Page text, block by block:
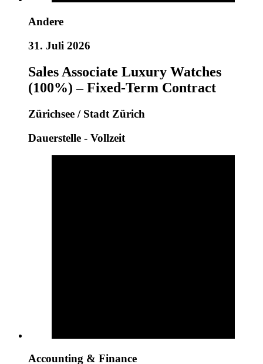
Andere
31. Juli 2026
Sales Associate Luxury Watches
(100%) – Fixed-Term Contract
Zürichsee / Stadt Zürich
Dauerstelle - Vollzeit
Accounting & Finance